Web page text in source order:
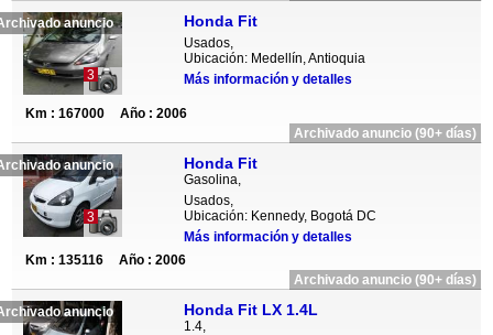
anuncio
3
Honda Fit
Usados,
Ubicación: Medellín, Antioquia
Más información y detalles
Km : 167000
Año : 2006
Archivado anuncio (90+ días)
anuncio
3
Honda Fit
Gasolina,
Usados,
Ubicación: Kennedy, Bogotá DC
Más información y detalles
Km : 135116
Año : 2006
Archivado anuncio (90+ días)
anuncio Honda Fit LX 1.4L
1.4,